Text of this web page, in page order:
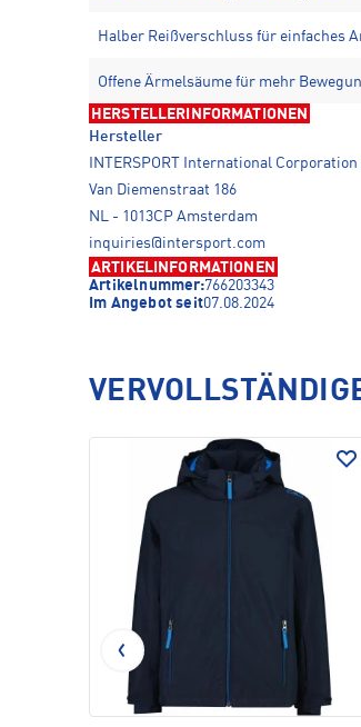
Halber Reißverschluss für einfaches
Offene Ärmelsäume für mehr
HERSTELLERINFORMATIONEN
Hersteller
INTERSPORT International Corporation
Van Diemenstraat 186
NL - 1013CP Amsterdam
inquiries@intersport.com
ARTIKELINFORMATIONEN
Artikelnummer:766203343
Im Angebot seit07.08.2024